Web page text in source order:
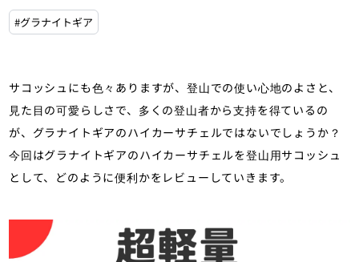
#グラナイトギア
サコッシュにも色々ありますが、登山での使い心地のよさと、
見た目の可愛らしさで、多くの登山者から支持を得ているの
が、グラナイトギアのハイカーサチェルではないでしょうか？
今回はグラナイトギアのハイカーサチェルを登山用サコッシュ
として、どのように便利かをレビューしていきます。